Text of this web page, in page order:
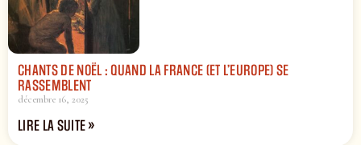
CHANTS DE NOËL : QUAND LA FRANCE (ET L’EUROPE) SE
RASSEMBLENT
décembre 16, 2025
LIRE LA SUITE »